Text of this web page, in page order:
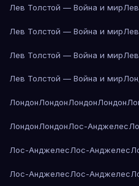
Лев Толстой — Война и мир
Лев Толстой — Война и мир
Лев Толстой — Война и мир
Лев Толстой — Война и мир
ЛондонЛондонЛондонЛондон
ЛондонЛондонЛос-Анджелес
Лос-АнджелесЛос-Анджелес
Лос-АнджелесЛос-Анджелес